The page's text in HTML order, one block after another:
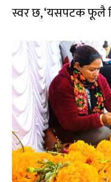
स्वर छ, ‘यसपटक फूलै